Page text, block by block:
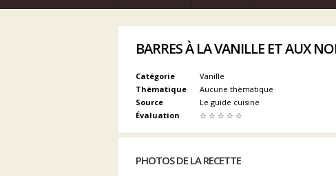
BARRES À LA VANILLE ET AUX
Catégorie
Vanille
Thèmatique
Aucune thèmatique
Source
Le guide cuisine
Évaluation
☆ ☆ ☆ ☆ ☆
PHOTOS DE LA RECETTE